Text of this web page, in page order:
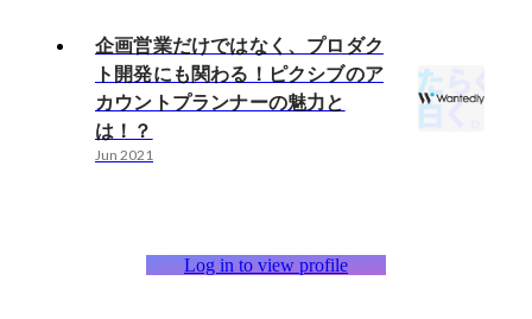
企画営業だけではなく、プロダク
ト開発にも関わる！ピクシブのア
カウントプランナーの魅力と
は！？
Jun 2021
Log in to view profile